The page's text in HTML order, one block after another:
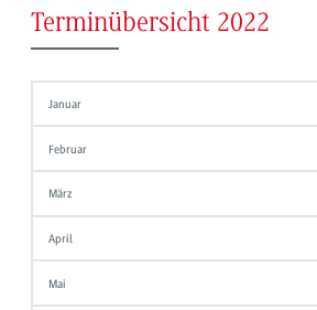
Terminübersicht 2022
Januar
Februar
März
April
Mai